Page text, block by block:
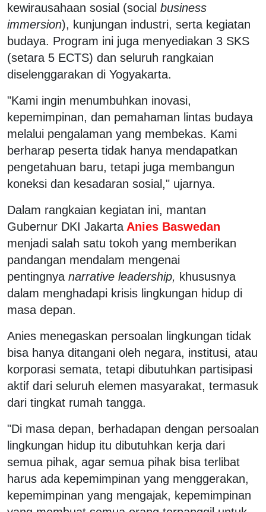
kewirausahaan sosial (social business
immersion), kunjungan industri, serta kegiatan
budaya. Program ini juga menyediakan 3 SKS
(setara 5 ECTS) dan seluruh rangkaian
diselenggarakan di Yogyakarta.
"Kami ingin menumbuhkan inovasi,
kepemimpinan, dan pemahaman lintas budaya
melalui pengalaman yang membekas. Kami
berharap peserta tidak hanya mendapatkan
pengetahuan baru, tetapi juga membangun
koneksi dan kesadaran sosial," ujarnya.
Dalam rangkaian kegiatan ini, mantan
Gubernur DKI Jakarta Anies Baswedan
menjadi salah satu tokoh yang memberikan
pandangan mendalam mengenai
pentingnya narrative leadership, khususnya
dalam menghadapi krisis lingkungan hidup di
masa depan.
Anies menegaskan persoalan lingkungan tidak
bisa hanya ditangani oleh negara, institusi, atau
korporasi semata, tetapi dibutuhkan partisipasi
aktif dari seluruh elemen masyarakat, termasuk
dari tingkat rumah tangga.
"Di masa depan, berhadapan dengan persoalan
lingkungan hidup itu dibutuhkan kerja dari
semua pihak, agar semua pihak bisa terlibat
harus ada kepemimpinan yang menggerakan,
kepemimpinan yang mengajak, kepemimpinan